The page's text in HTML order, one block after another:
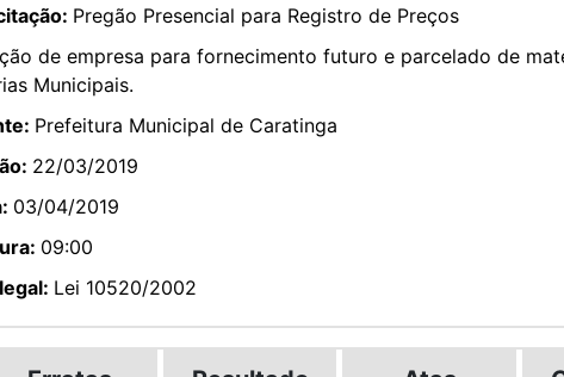
Pregão Presencial para Registro de Preços
de empresa para fornecimento futuro e parcelado de
Municipais.
Prefeitura Municipal de Caratinga
22/03/2019
03/04/2019
09:00
Lei 10520/2002